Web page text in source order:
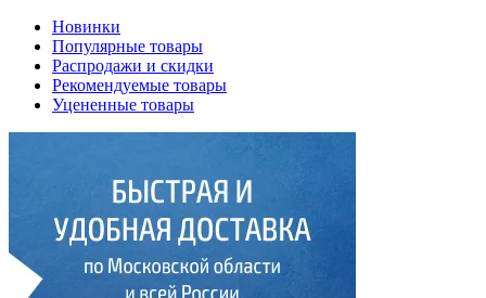
Новинки
Популярные товары
Распродажи и скидки
Рекомендуемые товары
Уцененные товары